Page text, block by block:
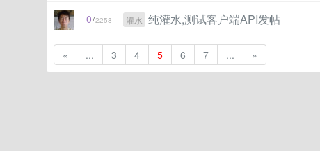
0/2258 灌水 纯灌水,测试客户端API发帖
« ... 3 4 5 6 7 ... »